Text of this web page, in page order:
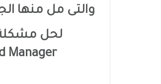
والتى مل منها
لحل مشكلة
Manager